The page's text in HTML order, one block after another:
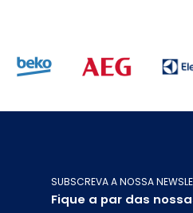
SUBSCREVA A NOSSA
Fique a par das